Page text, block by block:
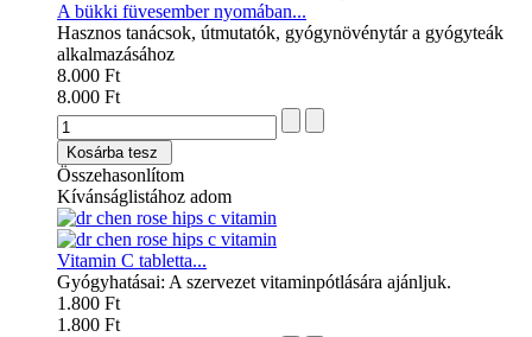
A bükki füvesember nyomában...
Hasznos tanácsok, útmutatók, gyógynövénytár a gyógyteák
alkalmazásához
8.000 Ft
8.000 Ft
Kosárba tesz
Összehasonlítom
Kívánságlistához adom
Vitamin C tabletta...
Gyógyhatásai: A szervezet vitaminpótlására ajánljuk.
1.800 Ft
1.800 Ft